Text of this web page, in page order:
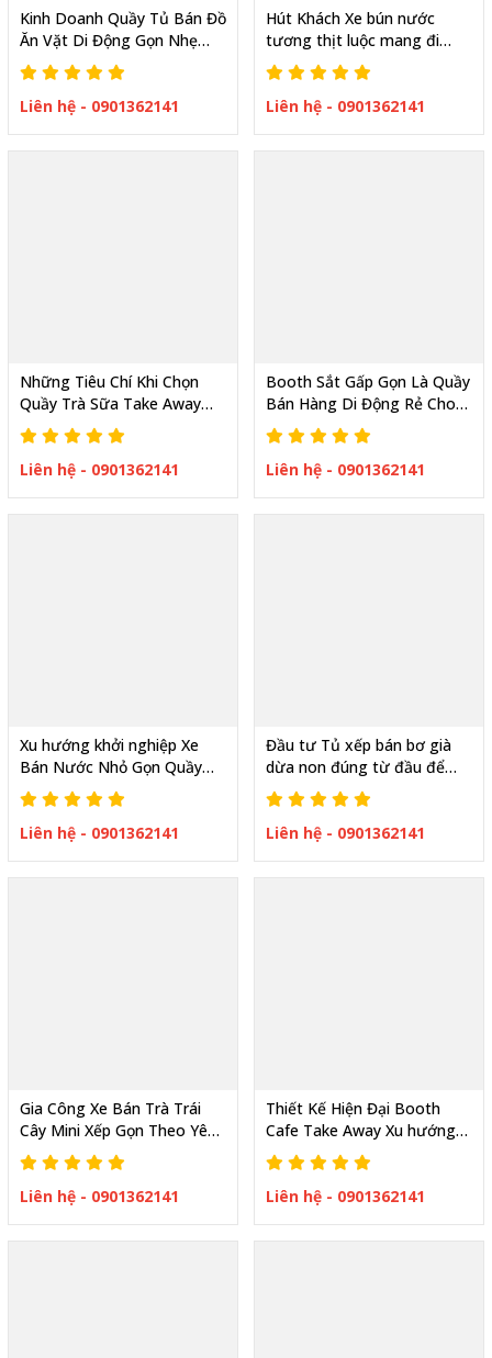
Kinh Doanh Quầy Tủ Bán Đồ
Ăn Vặt Di Động Gọn Nhẹ
Bán Là Có Lãi Nhanh
Liên hệ - 0901362141
Hút Khách Xe bún nước
tương thịt luộc mang đi
được ưa chuộng hiện nay
Liên hệ - 0901362141
Những Tiêu Chí Khi Chọn
Quầy Trà Sữa Take Away
Gấp Gọn Kinh Doanh
Liên hệ - 0901362141
Booth Sắt Gấp Gọn Là Quầy
Bán Hàng Di Động Rẻ Cho
Quảng Cáo Bán Hàng
Liên hệ - 0901362141
Xu hướng khởi nghiệp Xe
Bán Nước Nhỏ Gọn Quầy
Xếp Bán Nước Giải Khát
Liên hệ - 0901362141
Đầu tư Tủ xếp bán bơ già
dừa non đúng từ đầu để
kinh doanh hiệu quả
Liên hệ - 0901362141
Gia Công Xe Bán Trà Trái
Cây Mini Xếp Gọn Theo Yêu
Cầu Thiết Kế Đẹp
Liên hệ - 0901362141
Thiết Kế Hiện Đại Booth
Cafe Take Away Xu hướng
kinh doanh cà phê Mới
Liên hệ - 0901362141